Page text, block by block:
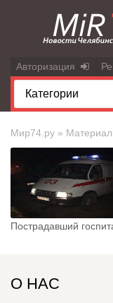
Авторизация
Мир74.ру »
Пострадавший
О НАС